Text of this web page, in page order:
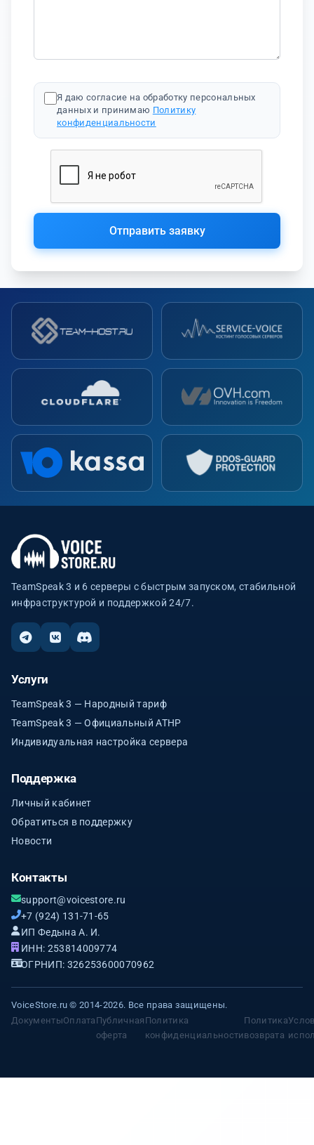
Я даю согласие на обработку персональных
данных и принимаю Политику
конфиденциальности
Отправить заявку
TeamSpeak 3 и 6 серверы с быстрым запуском, стабильной
инфраструктурой и поддержкой 24/7.
Услуги
TeamSpeak 3 — Народный тариф
TeamSpeak 3 — Официальный ATHP
Индивидуальная настройка сервера
Поддержка
Личный кабинет
Обратиться в поддержку
Новости
Контакты
support@voicestore.ru
+7 (924) 131-71-65
ИП Федына А. И.
ИНН: 253814009774
ОГРНИП: 326253600070962
VoiceStore.ru © 2014-2026. Все права защищены.
ДокументыОплата Публичная
оферта
Политика
конфиденциальности
Политика
возврата